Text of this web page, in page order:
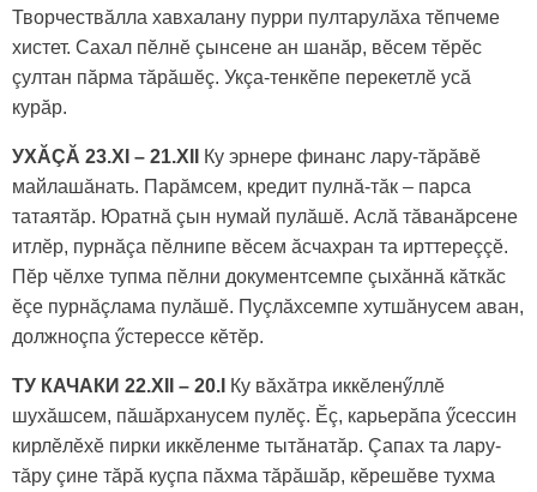
Творчествăлла хавхалану пурри пултарулăха тӗпчеме
хистет. Сахал пӗлнӗ çынсене ан шанăр, вӗсем тӗрӗс
çултан пăрма тăрăшӗç. Укçа-тенкӗпе перекетлӗ усă
курăр.
УХĂÇĂ 23.XI – 21.XII
Ку эрнере финанс лару-тăрăвӗ
майлашăнать. Парăмсем, кредит пулнă-тăк – парса
татаятăр. Юратнă çын нумай пулăшӗ. Аслă тăванăрсене
итлӗр, пурнăçа пӗлнипе вӗсем ăсчахран та ирттереççӗ.
Пӗр чӗлхе тупма пӗлни документсемпе çыхăннă кăткăс
ӗçе пурнăçлама пулăшӗ. Пуçлăхсемпе хутшăнусем аван,
должноçпа ӳстерессе кӗтӗр.
ТУ КАЧАКИ 22.XII – 20.I Ку вăхăтра иккӗленӳллӗ
шухăшсем, пăшăрханусем пулӗç. Ӗç, карьерăпа ӳсессин
кирлӗлӗхӗ пирки иккӗленме тытăнатăр. Çапах та лару-
тăру çине тăрă куçпа пăхма тăрăшăр, кӗрешӗве тухма